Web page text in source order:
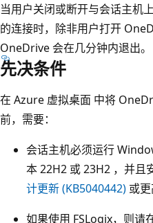
当用户关闭或断开与会话主机
的连接时，除非用户打开
OneDrive 会在几分钟内退出。
先决条件
在 Azure 虚拟桌面 中将
前，需要：
会话主机必须运行
本 22H2 或 23H2 ，并且
计更新 (KB5040442) 或更
如果使用 FSLogix，则请